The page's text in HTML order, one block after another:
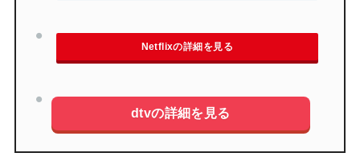
Netflixの詳細を見る
dtvの詳細を見る